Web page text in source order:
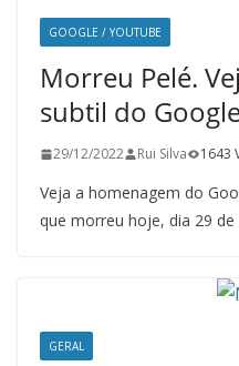
GOOGLE / YOUTUBE
Morreu Pelé.
subtil do
29/12/2022 Rui Silva 1643
Veja a homenagem do
que morreu hoje, dia 29
GERAL